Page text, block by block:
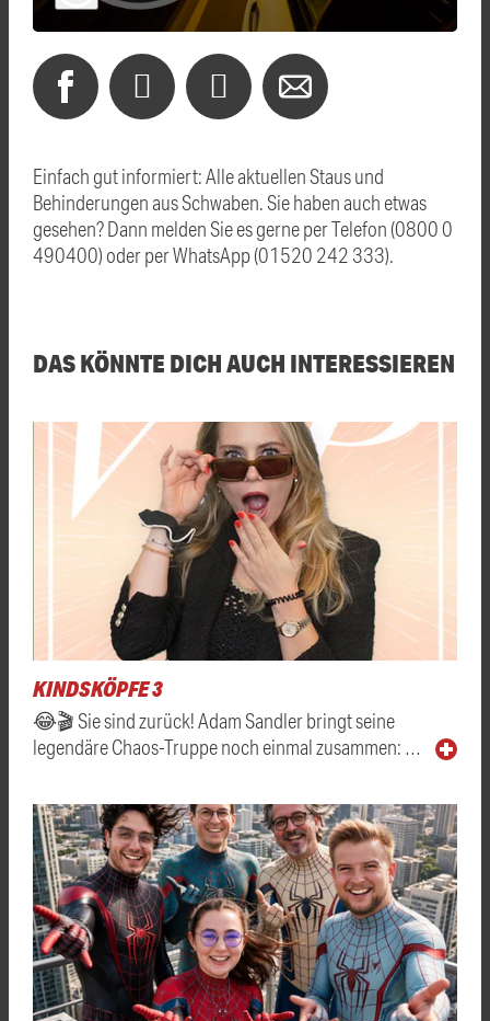
Einfach gut informiert: Alle aktuellen Staus und
Behinderungen aus Schwaben. Sie haben auch etwas
gesehen? Dann melden Sie es gerne per Telefon (0800 0
490400) oder per WhatsApp (01520 242 333).
DAS KÖNNTE DICH AUCH INTERESSIEREN
KINDSKÖPFE 3
😂🎬 Sie sind zurück! Adam Sandler bringt seine
legendäre Chaos-Truppe noch einmal zusammen: …